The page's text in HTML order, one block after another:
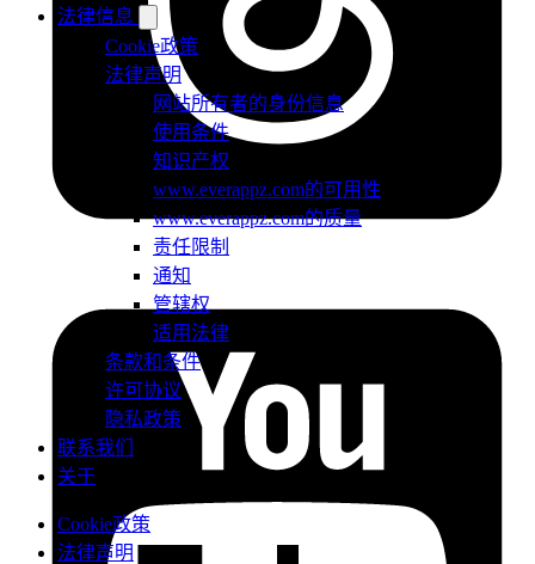
法律信息
Cookie政策
法律声明
网站所有者的身份信息
使用条件
知识产权
www.everappz.com的可用性
www.everappz.com的质量
责任限制
通知
管辖权
适用法律
条款和条件
许可协议
隐私政策
联系我们
关于
Cookie政策
法律声明